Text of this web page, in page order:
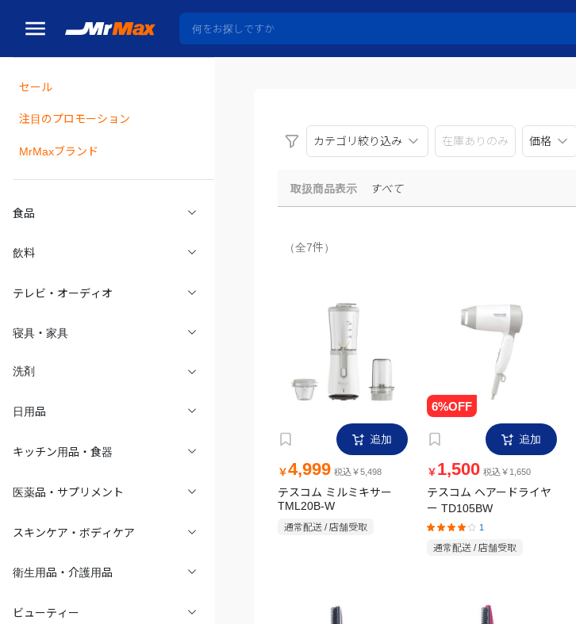
セール
注目のプロモーション
MrMaxブランド
食品
飲料
テレビ・オーディオ
寝具・家具
洗剤
日用品
キッチン用品・食器
医薬品・サプリメント
スキンケア・ボディケア
衛生用品・介護用品
ビューティー
カテゴリ絞り込み
在庫ありのみ 価格
取扱商品表示 すべて
（全7件）
追加
￥4,999 税込￥5,498
テスコム ミルミキサー
TML20B-W
通常配送 / 店舗受取
追加
￥ 1,500 税込￥1,650
テスコム ヘアードライヤ
ー TD105BW
1
通常配送 / 店舗受取